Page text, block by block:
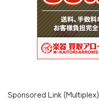
Sponsored Link (Multiplex)